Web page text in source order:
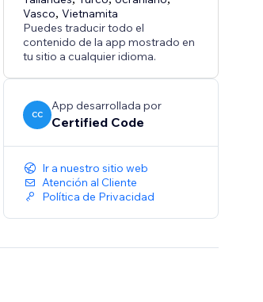
Vasco,Vietnamita
Puedes traducir todo el
contenido de la app mostrado en
tu sitio a cualquier idioma.
CC
App desarrollada por
Certified Code
Ir a nuestro sitio web
Atención al Cliente
Política de Privacidad